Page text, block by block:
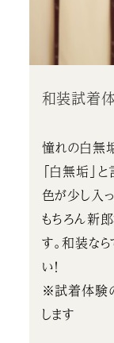
和装試着
憧れの白無
「白無垢」
色が少し入
もちろん新
す。和装な
い！
※試着体験
します